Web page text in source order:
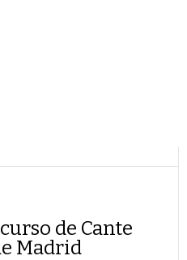
de Cante
Madrid